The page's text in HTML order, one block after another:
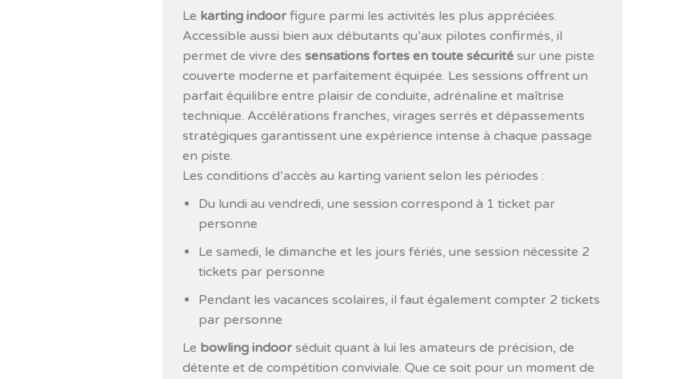
Le karting indoorfigure parmi les activités les plus appréciées.
Accessible aussi bien aux débutants qu’aux pilotes confirmés, il
permet de vivre des sensations fortes en toute sécuritésur une piste
couverte moderne et parfaitement équipée. Les sessions offrent un
parfait équilibre entre plaisir de conduite, adrénaline et maîtrise
technique. Accélérations franches, virages serrés et dépassements
stratégiques garantissent une expérience intense à chaque passage
en piste.
Les conditions d’accès au karting varient selon les périodes :
Du lundi au vendredi, une session correspond à 1 ticket par
personne
Le samedi, le dimanche et les jours fériés, une session nécessite 2
tickets par personne
Pendant les vacances scolaires, il faut également compter 2 tickets
par personne
Le bowling indoorséduit quant à lui les amateurs de précision, de
détente et de compétition conviviale. Que ce soit pour un moment de